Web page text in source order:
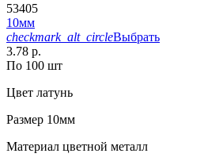
53405
10мм
checkmark_alt_circleВыбрать
3.78 р.
По 100 шт
Цвет латунь
Размер 10мм
Материал цветной металл